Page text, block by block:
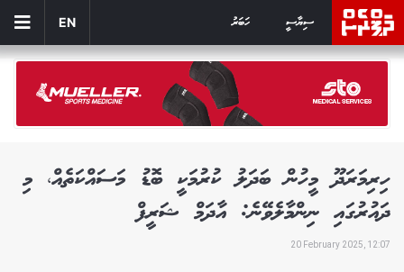
ސިޔާސީ ހަބަރު EN
ހިރިމަރަދޫ މީހުން ބަދަލު ކުރުމަކީ ބޮޑު މަސައްކަތެއް، މި
ދައުރުގައި ނިންމާލެވޭނެ: އާދަމް ޝަރީފް
20 February 2025, 12:07